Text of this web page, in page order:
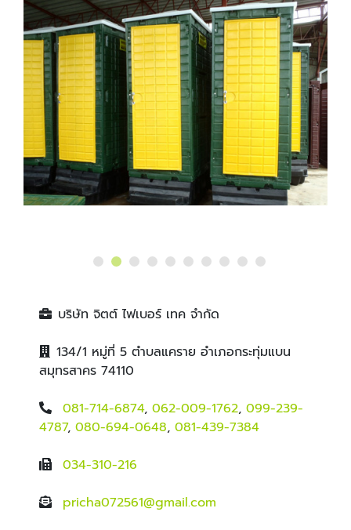
บริษัท จิตต์ ไฟเบอร์ เทค จำกัด
134/1 หมู่ที่ 5 ตำบลแคราย อำเภอกระทุ่มแบน
สมุทรสาคร 74110
081-714-6874, 062-009-1762, 099-239-
4787, 080-694-0648, 081-439-7384
034-310-216
pricha072561@gmail.com